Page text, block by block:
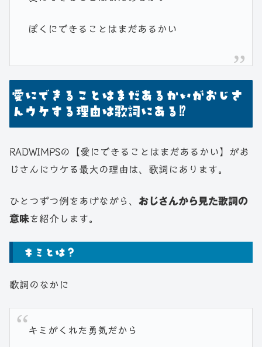
ぼくにできることはまだあるかい
愛にできることはまだあるかいがおじさ
んウケする理由は歌詞にある⁉
RADWIMPSの【愛にできることはまだあるかい】がお
じさんにウケる最大の理由は、歌詞にあります。
ひとつずつ例をあげながら、 おじさんから見た歌詞の
意味を紹介します。
キミとは？
歌詞のなかに
キミがくれた勇気だから